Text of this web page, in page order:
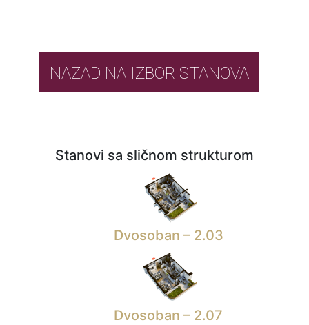
NAZAD NA IZBOR STANOVA
Stanovi sa sličnom strukturom
Dvosoban – 2.03
Dvosoban – 2.07